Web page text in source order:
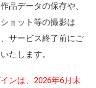
品データの保存や、
ョット等の撮影は
サービス終了前にご
たします。
ンは、2026年6月末